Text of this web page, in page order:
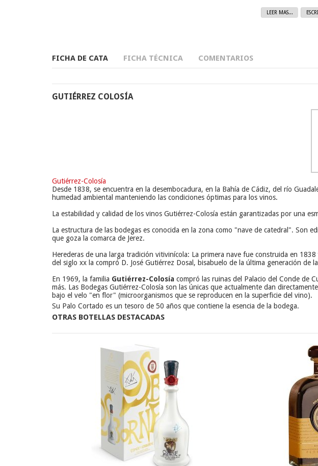
LEER MAS...
FICHA DE CATA FICHA TÉCNICA COMENTARIOS
GUTIÉRREZ COLOSÍA
Gutiérrez-Colosía
Desde 1838, se encuentra en la desembocadura, en la Bahía de Cádiz, del río
humedad ambiental manteniendo las condiciones óptimas para los vinos.
La estabilidad y calidad de los vinos Gutiérrez-Colosía están garantizadas por una
La estructura de las bodegas es conocida en la zona como "nave de catedral". Son
que goza la comarca de Jerez.
Herederas de una larga tradición vitivinícola: La primera nave fue construida en
del siglo xx la compró D. José Gutiérrez Dosal, bisabuelo de la última generación de
En 1969, la familia Gutiérrez-Colosía compró las ruinas del Palacio del Conde de
más. Las Bodegas Gutiérrez-Colosía son las únicas que actualmente dan
bajo el velo "en flor" (microorganismos que se reproducen en la superficie del vino).
Su Palo Cortado es un tesoro de 50 años que contiene la esencia de la bodega.
OTRAS BOTELLAS DESTACADAS